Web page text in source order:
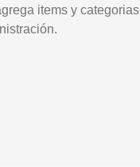
items y categorias